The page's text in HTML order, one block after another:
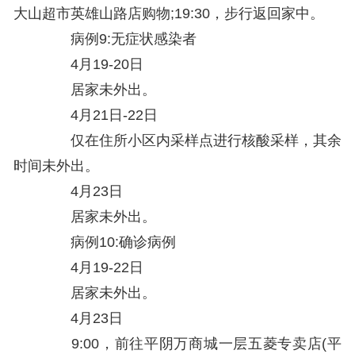
大山超市英雄山路店购物;19:30，步行返回家中。
病例9:无症状感染者
4月19-20日
居家未外出。
4月21日-22日
仅在住所小区内采样点进行核酸采样，其余
时间未外出。
4月23日
居家未外出。
病例10:确诊病例
4月19-22日
居家未外出。
4月23日
9:00，前往平阴万商城一层五菱专卖店(平